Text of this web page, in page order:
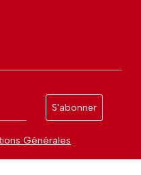
S'abonner
Générales